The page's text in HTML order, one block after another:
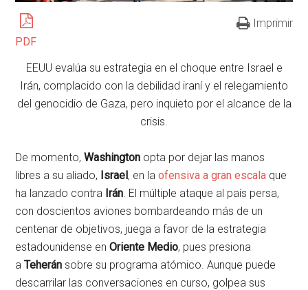
PDF
Imprimir
EEUU evalúa su estrategia en el choque entre Israel e
Irán, complacido con la debilidad iraní y el relegamiento
del genocidio de Gaza, pero inquieto por el alcance de la
crisis.
De momento,Washington opta por dejar las manos
libres a su aliado, Israel, en laofensiva a gran escala que
ha lanzado contra Irán . El múltiple ataque al país persa,
con doscientos aviones bombardeando más de un
centenar de objetivos, juega a favor de la estrategia
estadounidense enOriente Medio, pues presiona
aTeherán sobre su programa atómico. Aunque puede
descarrilar las conversaciones en curso, golpea sus